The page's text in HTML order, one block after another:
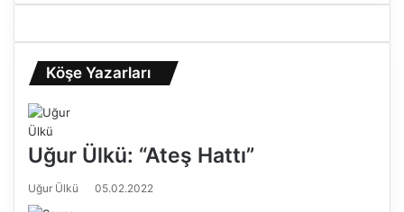
Köşe Yazarları
Uğur Ülkü: “Ateş Hattı”
Uğur Ülkü 05.02.2022